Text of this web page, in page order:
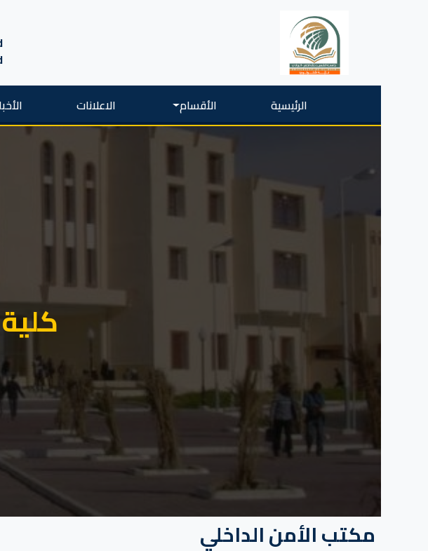
الرئيسية الأقسام الاعلانات
مكتب الأمن الداخلي